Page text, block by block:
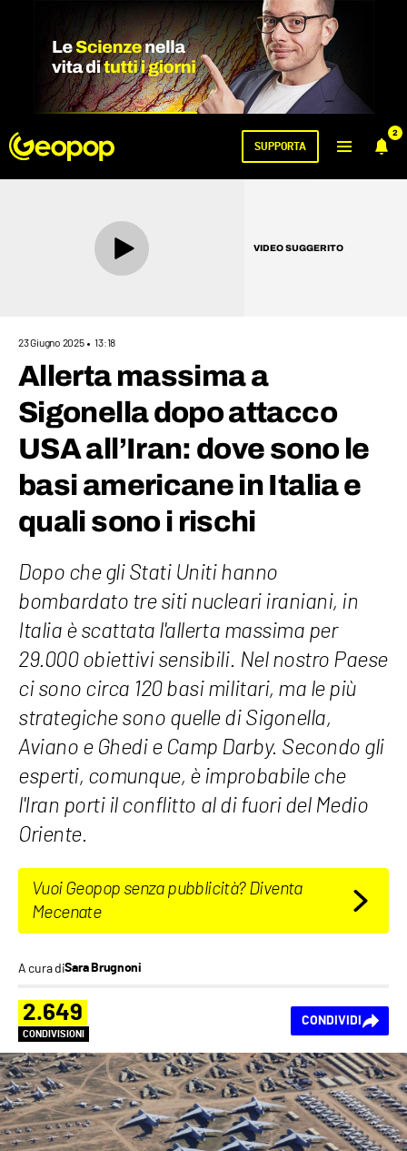
2
SUPPORTA
VIDEO SUGGERITO
23 Giugno 2025 13:18
Allerta massima a
Sigonella dopo attacco
USA all’Iran: dove sono le
basi americane in Italia e
quali sono i rischi
Dopo che gli Stati Uniti hanno
bombardato tre siti nucleari iraniani, in
Italia è scattata l'allerta massima per
29.000 obiettivi sensibili. Nel nostro Paese
ci sono circa 120 basi militari, ma le più
strategiche sono quelle di Sigonella,
Aviano e Ghedi e Camp Darby. Secondo gli
esperti, comunque, è improbabile che
l'Iran porti il conflitto al di fuori del Medio
Oriente.
Vuoi Geopop senza pubblicità? Diventa
Mecenate
A cura diSara Brugnoni
2.649
CONDIVISIONI
CONDIVIDI